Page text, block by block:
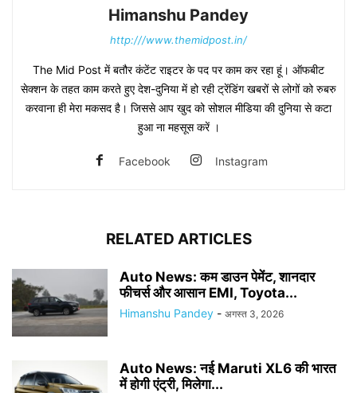
Himanshu Pandey
http:///www.themidpost.in/
The Mid Post में बतौर कंटेंट राइटर के पद पर काम कर रहा हूं। ऑफबीट
सेक्शन के तहत काम करते हुए देश-दुनिया में हो रही ट्रेंडिंग खबरों से लोगों को रुबरु
करवाना ही मेरा मकसद है। जिससे आप खुद को सोशल मीडिया की दुनिया से कटा
हुआ ना महसूस करें ।
Facebook Instagram
RELATED ARTICLES
Auto News: कम डाउन पेमेंट, शानदार
फीचर्स और आसान EMI, Toyota...
Himanshu Pandey - अगस्त 3, 2026
Auto News: नई Maruti XL6 की भारत
में होगी एंट्री, मिलेगा...